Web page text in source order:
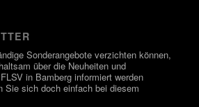
Sonderangebote verzichten können,
über die Neuheiten und
in Bamberg informiert werden
Sie sich doch einfach bei diesem